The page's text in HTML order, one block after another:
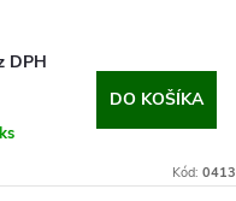
DPH
DO KOŠÍKA
Kód: 0413